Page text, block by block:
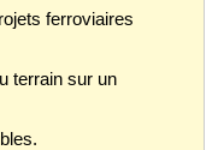
ferroviaires
terrain sur un